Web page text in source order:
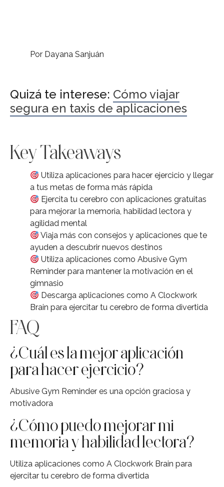
Por Dayana Sanjuán
Quizá te interese: Cómo viajar
segura en taxis de aplicaciones
Key Takeaways
Utiliza aplicaciones para hacer ejercicio y llegar
a tus metas de forma más rápida
Ejercita tu cerebro con aplicaciones gratuitas
para mejorar la memoria, habilidad lectora y
agilidad mental
Viaja más con consejos y aplicaciones que te
ayuden a descubrir nuevos destinos
Utiliza aplicaciones como Abusive Gym
Reminder para mantener la motivación en el
gimnasio
Descarga aplicaciones como A Clockwork
Brain para ejercitar tu cerebro de forma divertida
FAQ
¿Cuál es la mejor aplicación
para hacer ejercicio?
Abusive Gym Reminder es una opción graciosa y
motivadora
¿Cómo puedo mejorar mi
memoria y habilidad lectora?
Utiliza aplicaciones como A Clockwork Brain para
ejercitar tu cerebro de forma divertida